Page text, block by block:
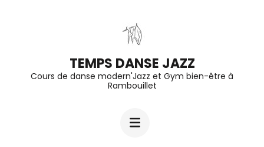
TEMPS DANSE JAZZ
Cours de danse modern'Jazz et Gym bien-être à
Rambouillet